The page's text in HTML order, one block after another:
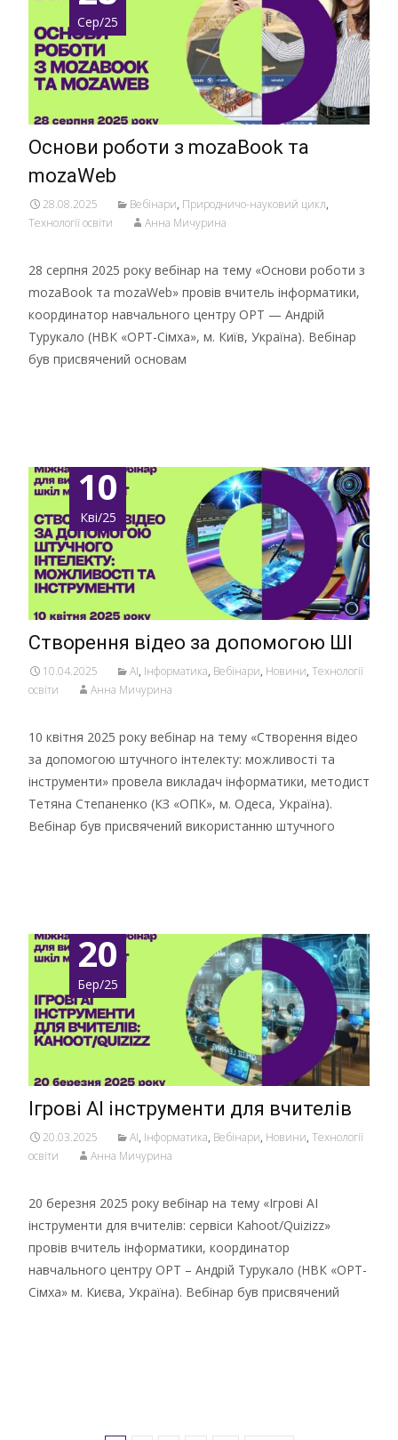
Сер/25
Основи роботи з mozaBook та
mozaWeb
28.08.2025 Вебінари, Природничо-науковий цикл,
Технології освіти
Анна Мичурина
28 серпня 2025 року вебінар на тему «Основи роботи з
mozaBook та mozaWeb» провів вчитель інформатики,
координатор навчального центру ОРТ — Андрій
Турукало (НВК «ОРТ-Сімха», м. Київ, Україна). Вебінар
був присвячений основам
10
Кві/25
Створення відео за допомогою ШІ
10.04.2025 AI, Інформатика, Вебінари, Новини, Технології
освіти
Анна Мичурина
10 квітня 2025 року вебінар на тему «Створення відео
за допомогою штучного інтелекту: можливості та
інструменти» провела викладач інформатики, методист
Тетяна Степаненко (КЗ «ОПК», м. Одеса, Україна).
Вебінар був присвячений використанню штучного
20
Бер/25
Ігрові АІ інструменти для вчителів
20.03.2025 AI, Інформатика, Вебінари, Новини, Технології
освіти
Анна Мичурина
20 березня 2025 року вебінар на тему «Ігрові AI
інструменти для вчителів: сервіси Kahoot/Quizizz»
провів вчитель інформатики, координатор
навчального центру ОРТ – Андрій Турукало (НВК «ОРТ-
Сімха» м. Києва, Україна). Вебінар був присвячений